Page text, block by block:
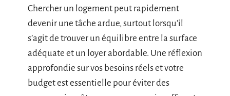
Chercher un logement peut rapidement
devenir une tâche ardue, surtout lorsqu’il
s’agit de trouver un équilibre entre la surface
adéquate et un loyer abordable. Une réflexion
approfondie sur vos besoins réels et votre
budget est essentielle pour éviter des